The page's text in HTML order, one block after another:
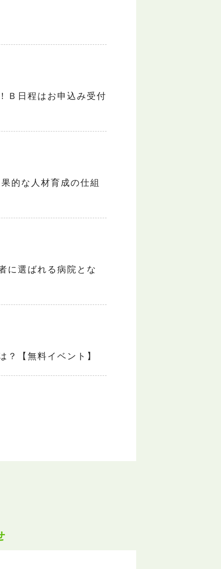
Ｂ日程はお申込み受付
的な人材育成の仕組
に選ばれる病院とな
【無料イベント】